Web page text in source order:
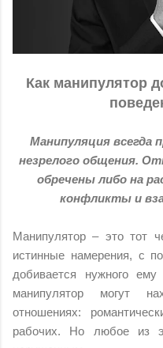
Как манипулятор
Манипуляция всегда
незрелого общения.
обречены либо на
конфликты и
Манипулятор – это тот
истинные намерения, с
добивается нужного
манипулятор могут
отношениях:
рабочих. Но любое из